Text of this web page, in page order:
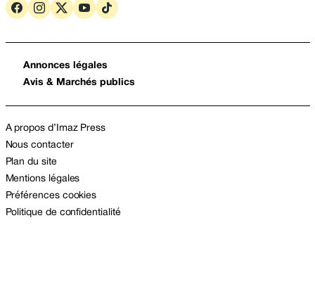
Annonces légales
Avis & Marchés publics
A propos d’Imaz Press
Nous contacter
Plan du site
Mentions légales
Préférences cookies
Politique de confidentialité